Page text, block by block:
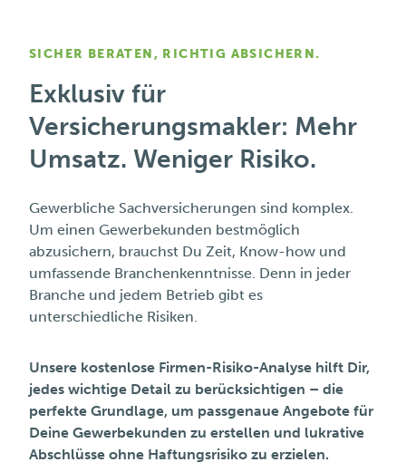
SICHER BERATEN, RICHTIG ABSICHERN.
Exklusiv für
Versicherungsmakler: Mehr
Umsatz. Weniger Risiko.
Gewerbliche Sachversicherungen sind komplex.
Um einen Gewerbekunden bestmöglich
abzusichern, brauchst Du Zeit, Know-how und
umfassende Branchenkenntnisse. Denn in jeder
Branche und jedem Betrieb gibt es
unterschiedliche Risiken.
Unsere kostenlose Firmen-Risiko-Analyse hilft Dir,
jedes wichtige Detail zu berücksichtigen – die
perfekte Grundlage, um passgenaue Angebote für
Deine Gewerbekunden zu erstellen und lukrative
Abschlüsse ohne Haftungsrisiko zu erzielen.